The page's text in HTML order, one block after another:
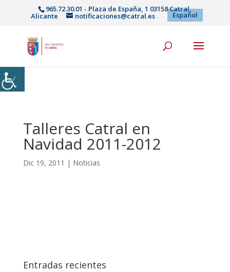
965.72.30.01 - Plaza de España, 1 03158 Catral,
Alicante notificaciones@catral.es Español
Talleres Catral en
Navidad 2011-2012
Dic 19, 2011 | Noticias
Entradas recientes